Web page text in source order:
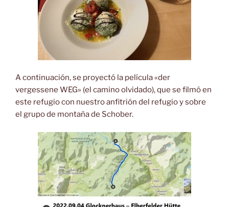
A continuación, se proyectó la película «der
vergessene WEG» (el camino olvidado), que se filmó en
este refugio con nuestro anfitrión del refugio y sobre
el grupo de montaña de Schober.